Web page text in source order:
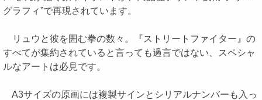
グラフィ”で再現されています。
リュウと彼を囲む拳の数々。『ストリートファイター』の
すべてが集約されていると言っても過言ではない、スペシャ
ルなアートは必見です。
A3サイズの原画には複製サインとシリアルナンバーも入っ